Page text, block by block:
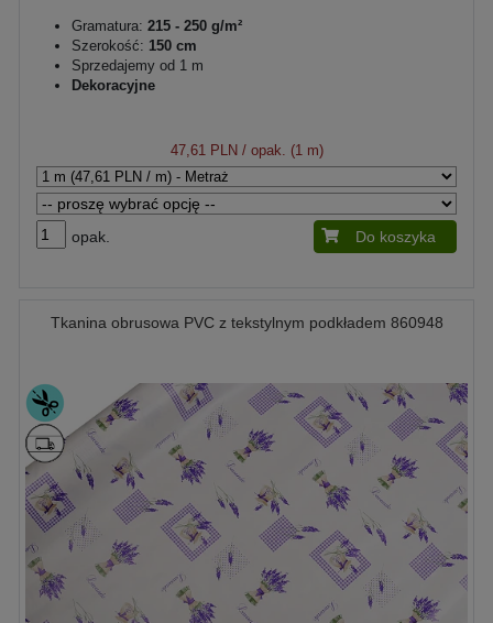
Gramatura: 215 - 250 g/m²
Szerokość: 150 cm
Sprzedajemy od 1 m
Dekoracyjne
47,61 PLN / opak. (1 m)
opak. Do koszyka
Tkanina obrusowa PVC z tekstylnym podkładem 860948